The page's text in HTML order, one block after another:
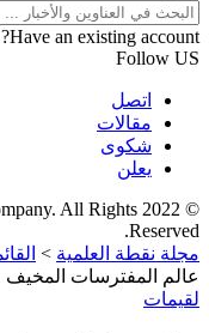
Have an existing account?
Follow US
اتصل
مقالات
شكوى
يعلن
All Rights
Reserved.
مجلة نقطة العلمية >
عالم المفترسات المخيف
لقيمات